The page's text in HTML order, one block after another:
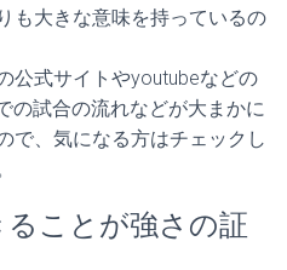
も大きな意味を持っているの
公式サイトやyoutubeなどの
の試合の流れなどが大まかに
で、気になる方はチェックし
ことが強さの証